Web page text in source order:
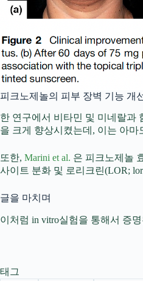
피크노제놀의 피부 장벽 기능 개
한 연구에서 비타민 및 미네랄과
을 크게 향상시켰는데, 이는 아
또한, Marini et al. 은 피크노제놀
사이트 분화 및 로리크린(LOR;
글을 마치며
이처럼 in vitro실험을 통해서 증
태그